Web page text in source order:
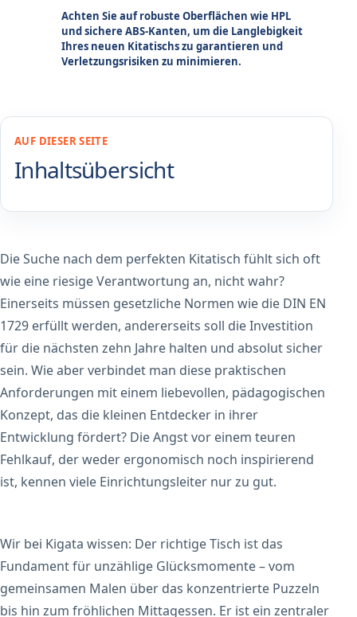
Achten Sie auf robuste Oberflächen wie HPL
und sichere ABS-Kanten, um die Langlebigkeit
Ihres neuen Kitatischs zu garantieren und
Verletzungsrisiken zu minimieren.
Die Suche nach dem perfekten Kitatisch fühlt sich oft
wie eine riesige Verantwortung an, nicht wahr?
Einerseits müssen gesetzliche Normen wie die DIN EN
1729 erfüllt werden, andererseits soll die Investition
für die nächsten zehn Jahre halten und absolut sicher
sein. Wie aber verbindet man diese praktischen
Anforderungen mit einem liebevollen, pädagogischen
Konzept, das die kleinen Entdecker in ihrer
Entwicklung fördert? Die Angst vor einem teuren
Fehlkauf, der weder ergonomisch noch inspirierend
ist, kennen viele Einrichtungsleiter nur zu gut.
Wir bei Kigata wissen: Der richtige Tisch ist das
Fundament für unzählige Glücksmomente – vom
gemeinsamen Malen über das konzentrierte Puzzeln
bis hin zum fröhlichen Mittagessen. Er ist ein zentraler
AUF DIESER SEITE
Inhaltsübersicht